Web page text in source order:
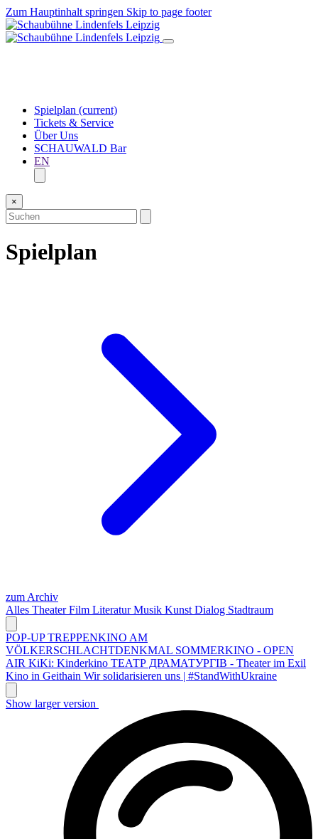
Zum Hauptinhalt springen Skip to page footer
Spielplan (current)
Tickets & Service
Über Uns
SCHAUWALD Bar
EN
×
Spielplan
zum Archiv
Alles TheaterFilm LiteraturMusik Kunst Dialog Stadtraum
POP-UP TREPPENKINO AM
VÖLKERSCHLACHTDENKMAL SOMMERKINO - OPEN
AIR KiKi: Kinderkino ТЕАТР ДРАМАТУРГІВ - Theater im Exil
Kino in Geithain Wir solidarisieren uns | #StandWithUkraine
Show larger version